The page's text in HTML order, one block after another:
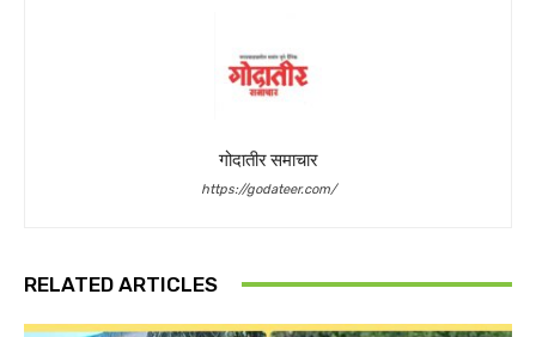
गोदातीर समाचार
https://godateer.com/
RELATED ARTICLES